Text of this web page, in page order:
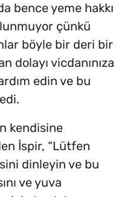
bence yeme hakkı
çünkü
böyle bir deri bir
dolayı vicdanınıza
edin ve bu
kendisine
İspir, “Lütfen
dinleyin ve bu
ve yuva